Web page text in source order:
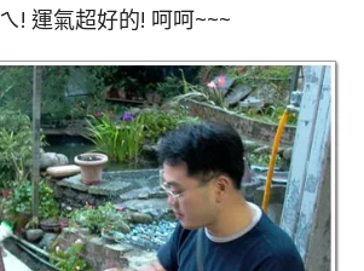
! 運氣超好的! 呵呵~~~